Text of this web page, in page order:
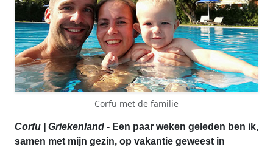
Corfu met de familie
Corfu | Griekenland - Een paar weken geleden ben ik,
samen met mijn gezin, op vakantie geweest in